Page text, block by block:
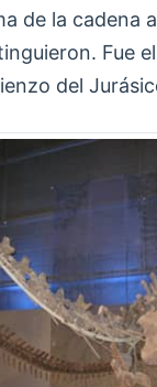
de la cadena
Fue
del